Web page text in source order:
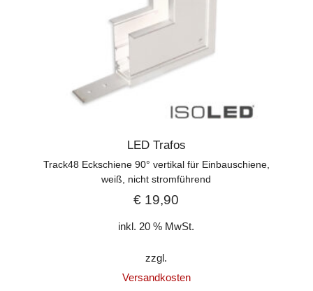
LED Trafos
Track48 Eckschiene 90° vertikal für Einbauschiene,
weiß, nicht stromführend
€ 19,90
inkl. 20 % MwSt.
zzgl.
Versandkosten